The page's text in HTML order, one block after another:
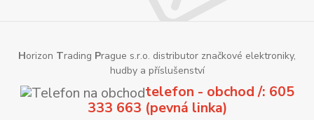
Horizon Trading Prague s.r.o. distributor značkové elektroniky,
hudby a příslušenství
telefon - obchod /: 605
333 663 (pevná linka)